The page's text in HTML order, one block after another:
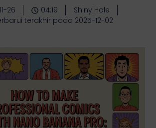
26 04:19
Shiny Hale
terakhir pada 2025-12-02